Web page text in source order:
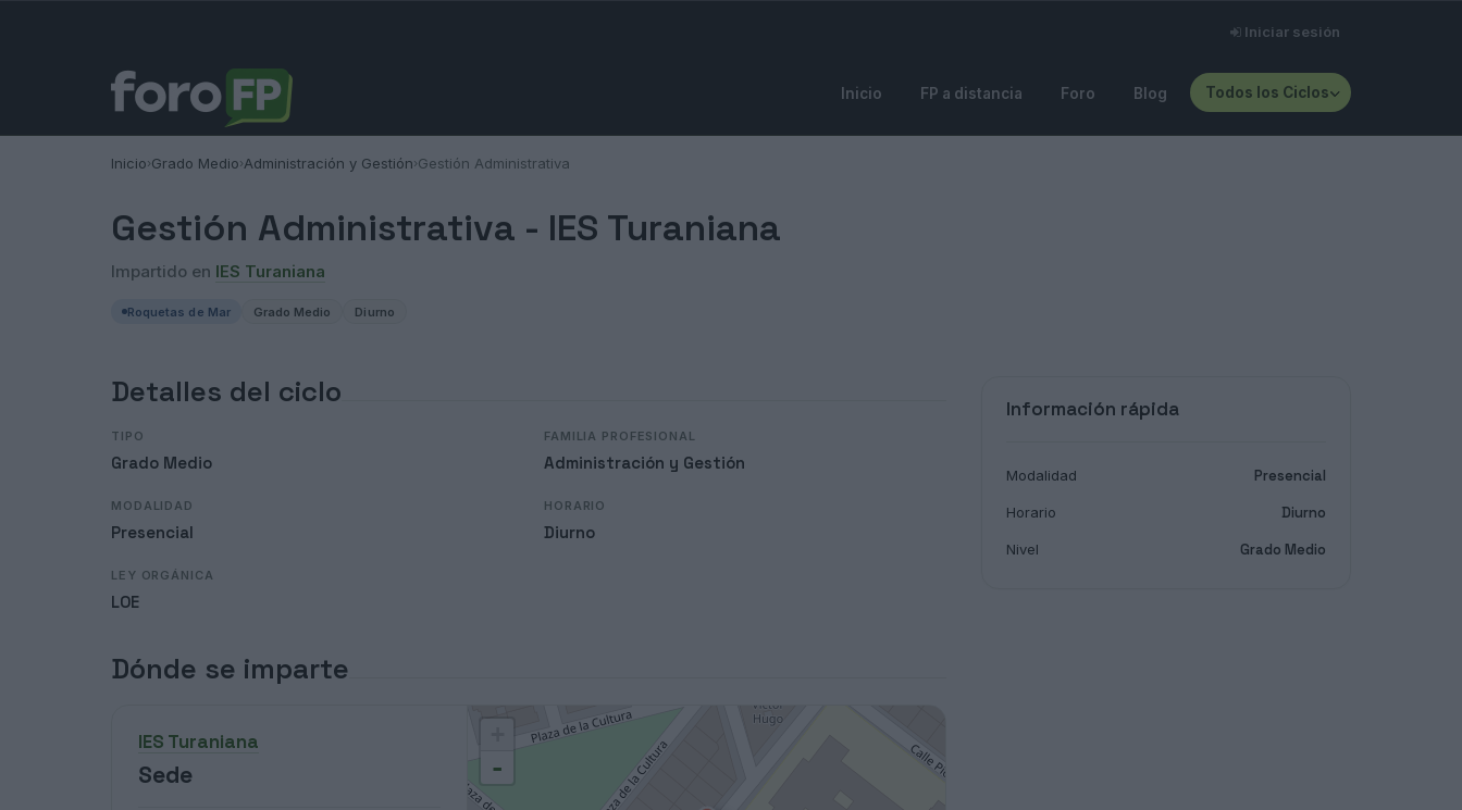
Iniciar sesión
Inicio FP a distancia Foro Blog Todos los Ciclos
Inicio›Grado Medio›Administración y Gestión›Gestión Administrativa
Gestión Administrativa - IES Turaniana
Impartido en IES Turaniana
Roquetas de Mar Grado Medio Diurno
Detalles del ciclo
TIPO
Grado Medio
FAMILIA PROFESIONAL
Administración y Gestión
MODALIDAD
Presencial
HORARIO
Diurno
LEY ORGÁNICA
LOE
Dónde se imparte
IES Turaniana
Sede -
Información rápida
Modalidad Presencial
Horario Diurno
Nivel Grado Medio